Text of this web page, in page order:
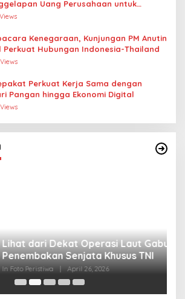
Uang Perusahaan untuk
Kenegaraan, Kunjungan PM Anutin
Perkuat Hubungan Indonesia-Thailand
Perkuat Kerja Sama dengan
Pangan hingga Ekonomi Digital
Operasi Laut Gabungan dan
Senjata Khusus TNI
April 26, 2026